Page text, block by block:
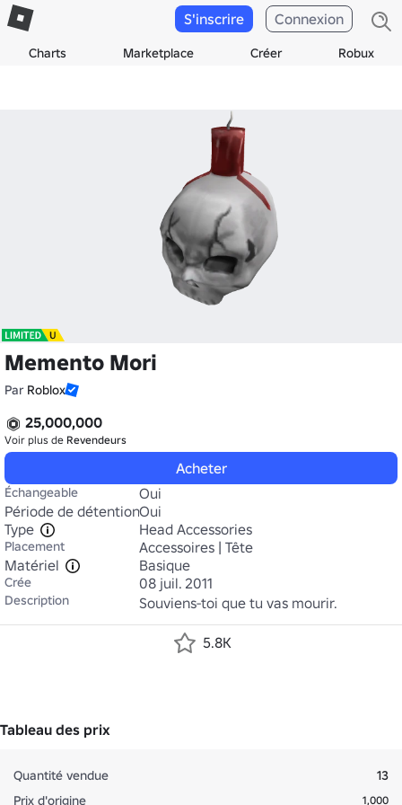
Charts Marketplace Créer Robux
S'inscrire Connexion
Memento Mori
Par Roblox
25,000,000
Voir plus de Revendeurs
Acheter
Échangeable
Oui
Période de détentionOui
Type
Head Accessories
Placement
Accessoires | Tête
Matériel
Basique
Crée 08 juil. 2011
Description Souviens-toi que tu vas mourir.
5.8K
Tableau des prix
Quantité vendue
13
Prix d'origine
1,000